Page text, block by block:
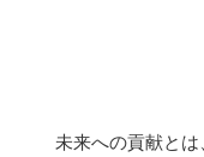
未来への貢献と